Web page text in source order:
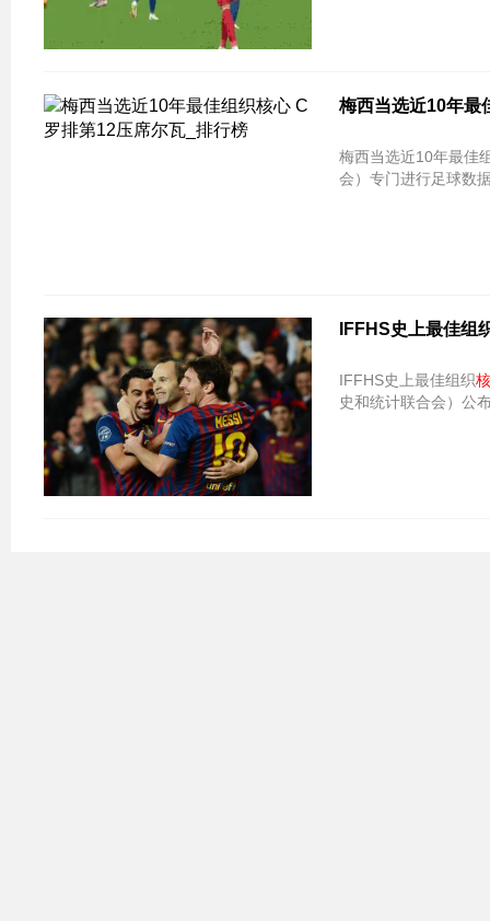
梅西当选近10年最
梅西当选近10年最佳
会）专门进行足球数
IFFHS史上最佳组
IFFHS史上最佳组织
史和统计联合会）公